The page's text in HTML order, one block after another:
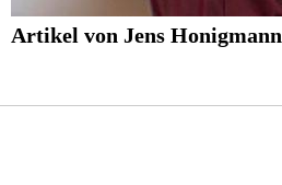
Artikel von Jens Honigmann